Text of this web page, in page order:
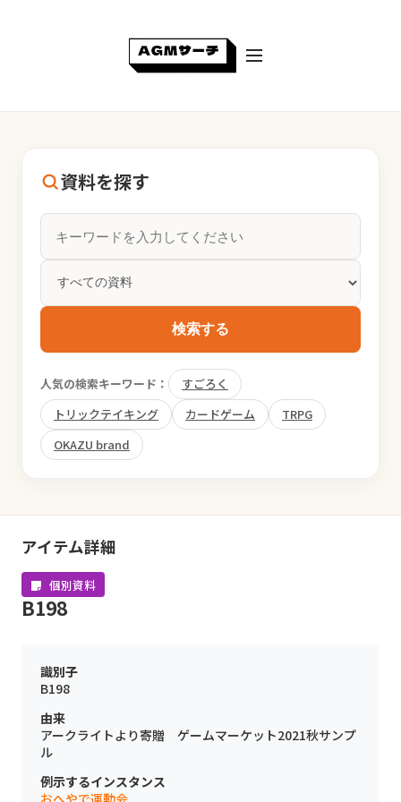
資料を探す
検索する
人気の検索キーワード：
すごろく
トリックテイキング
カードゲーム
TRPG
OKAZU brand
アイテム詳細
個別資料
B198
識別子
B198
由来
アークライトより寄贈 ゲームマーケット2021秋サンプ
ル
例示するインスタンス
おへやで運動会